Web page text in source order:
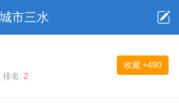
城市三水
收藏 +490
排名: 2